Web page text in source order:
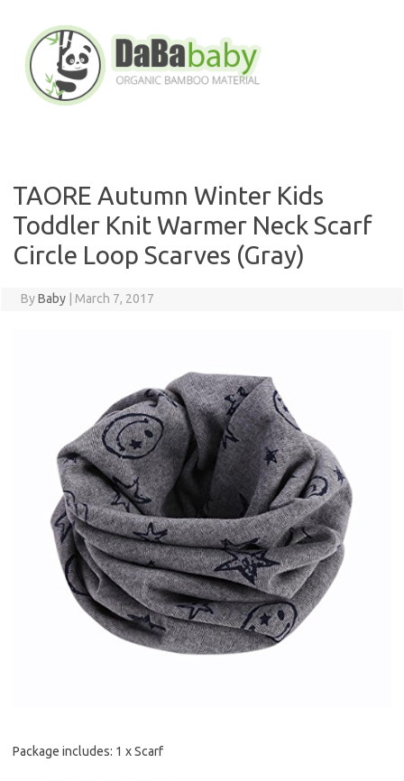
content
TAORE Autumn Winter Kids
Toddler Knit Warmer Neck Scarf
Circle Loop Scarves (Gray)
ByBaby March 7, 2017
Package includes: 1 x Scarf